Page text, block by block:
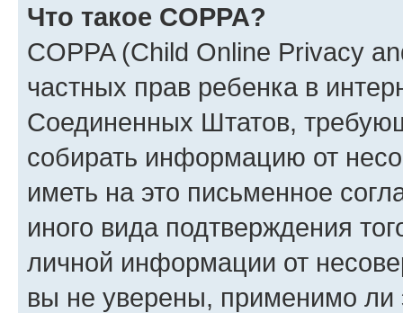
Что такое COPPA?
COPPA (Child Online Privacy
частных прав ребенка в
Соединенных Штатов,
собирать информацию от
иметь на это письменное
иного вида подтверждения
личной информации от
вы не уверены, применимо ли